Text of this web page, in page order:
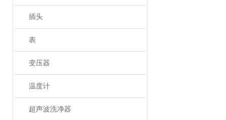
插头
表
变压器
温度计
超声波洗净器